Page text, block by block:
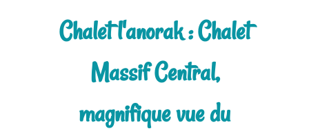
Chalet l'anorak : Chalet
Massif Central,
magnifique vue du